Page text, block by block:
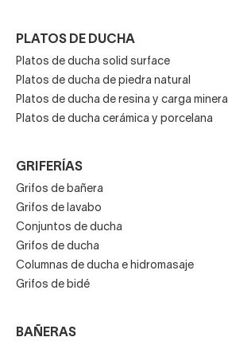
PLATOS DE DUCHA
Platos de ducha solid surface
Platos de ducha de piedra natural
Platos de ducha de resina y carga mineral
Platos de ducha cerámica y porcelana
GRIFERÍAS
Grifos de bañera
Grifos de lavabo
Conjuntos de ducha
Grifos de ducha
Columnas de ducha e hidromasaje
Grifos de bidé
BAÑERAS